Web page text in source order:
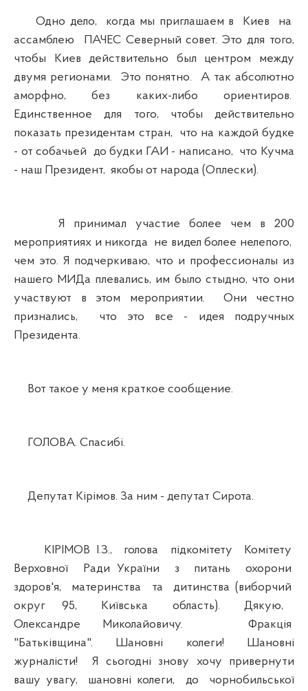
Одно дело, когда мы приглашаем в Киев на
ассамблею ПАЧЕС Северный совет. Это для того,
чтобы Киев действительно был центром между
двумя регионами. Это понятно. А так абсолютно
аморфно, без каких-либо ориентиров.
Единственное для того, чтобы действительно
показать президентам стран, что на каждой будке
- от собачьей до будки ГАИ - написано, что Кучма
- наш Президент, якобы от народа (Оплески).
Я принимал участие более чем в 200
мероприятиях и никогда не видел более нелепого,
чем это. Я подчеркиваю, что и профессионалы из
нашего МИДа плевались, им было стыдно, что они
участвуют в этом мероприятии. Они честно
признались, что это все - идея подручных
Президента.
Вот такое у меня краткое сообщение.
ГОЛОВА. Спасибі.
Депутат Кірімов. За ним - депутат Сирота.
КІРІМОВ І.З., голова підкомітету Комітету
Верховної Ради України з питань охорони
здоров'я, материнства та дитинства (виборчий
округ 95, Київська область). Дякую,
Олександре Миколайовичу. Фракція
"Батьківщина". Шановні колеги! Шановні
журналісти! Я сьогодні знову хочу привернути
вашу увагу, шановні колеги, до чорнобильської